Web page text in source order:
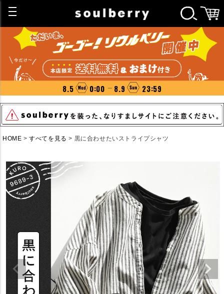
8.5 0:00 8.9 23:59
HOME すべてを見る 黒に合わせたいストライプシャツ